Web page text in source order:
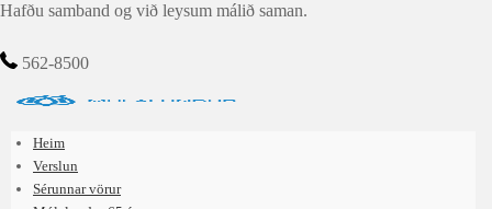
Hafðu samband og við leysum málið saman.
562-8500
Heim
Verslun
Sérunnar vörur